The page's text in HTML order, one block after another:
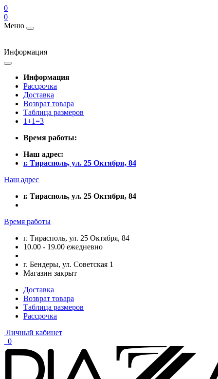
0
0
Меню
Информация
Информация
Рассрочка
Доставка
Возврат товара
Таблица размеров
1+1=3
Время работы:
Наш адрес:
г. Тирасполь, ул. 25 Октября, 84
Наш адрес
г. Тирасполь, ул. 25 Октября, 84
Время работы
г. Тирасполь, ул. 25 Октября, 84
10.00 - 19.00 ежедневно
г. Бендеры, ул. Советская 1
Магазин закрыт
Доставка
Возврат товара
Таблица размеров
Рассрочка
Личный кабинет
0